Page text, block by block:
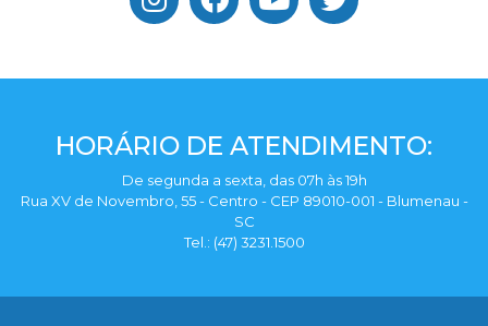
HORÁRIO DE ATENDIMENTO:
De segunda a sexta, das 07h às 19h
Rua XV de Novembro, 55 - Centro - CEP 89010-001 - Blumenau -
SC
Tel.: (47) 3231.1500